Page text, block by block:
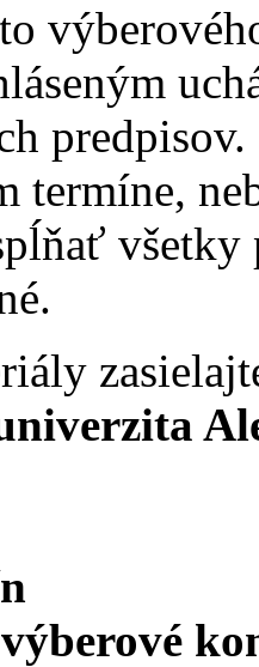
termíne,